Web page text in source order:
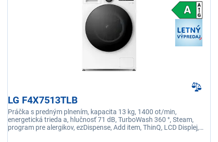
LG F4X7513TLB
Práčka s predným plnením, kapacita 13 kg, 1400 ot/min,
energetická trieda a, hlučnosť 71 dB, TurboWash 360 °, Steam,
program pre alergikov, ezDispense, Add item, ThinQ, LCD Displej,